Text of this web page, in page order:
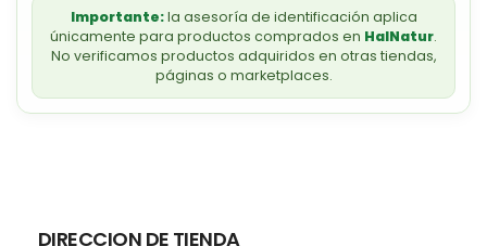
Importante:la asesoría de identificación aplica
únicamente para productos comprados en HalNatur.
No verificamos productos adquiridos en otras tiendas,
páginas o marketplaces.
DIRECCION DE TIENDA